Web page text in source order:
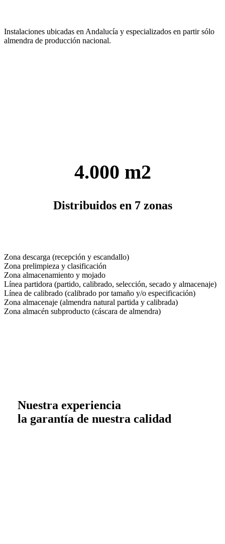
Instalaciones ubicadas en Andalucía y especializados en partir sólo
almendra de producción nacional.
4.000 m2
Distribuidos en 7 zonas
Zona descarga (recepción y escandallo)
Zona prelimpieza y clasificación
Zona almacenamiento y mojado
Línea partidora (partido, calibrado, selección, secado y almacenaje)
Línea de calibrado (calibrado por tamaño y/o especificación)
Zona almacenaje (almendra natural partida y calibrada)
Zona almacén subproducto (cáscara de almendra)
Nuestra experiencia
la garantía de nuestra calidad